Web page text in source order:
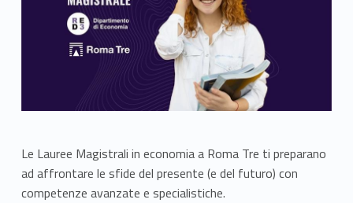
Le Lauree Magistrali in economia a Roma Tre ti preparano
ad affrontare le sfide del presente (e del futuro) con
competenze avanzate e specialistiche.